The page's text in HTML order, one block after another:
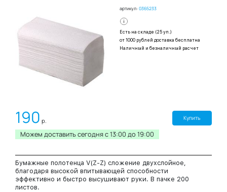
артикул: 0365233
Есть на складе (25 уп.)
от 1000 рублей доставка бесплатна
Наличный и безналичный расчет
190 р. Купить
Можем доставить сегодня c 13:00 до 19:00
Бумажные полотенца V(Z-Z) сложение двухслойное,
благодаря высокой впитывающей способности
эффективно и быстро высушивают руки. В пачке 200
листов.